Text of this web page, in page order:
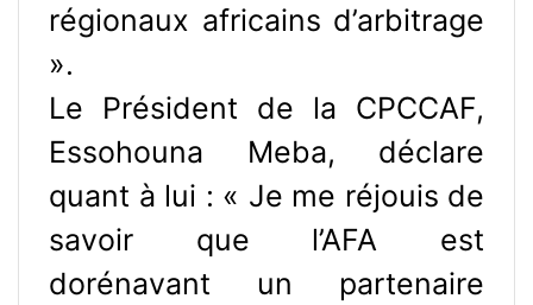
régionaux africains d’arbitrage
».
Le Président de la CPCCAF,
Essohouna Meba, déclare
quant à lui : « Je me réjouis de
savoir que l’AFA est
dorénavant un partenaire